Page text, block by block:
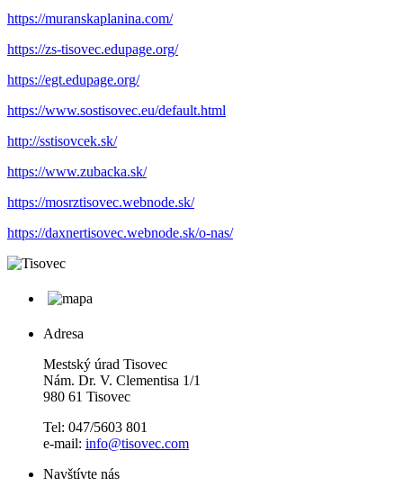
https://muranskaplanina.com/
https://zs-tisovec.edupage.org/
https://egt.edupage.org/
https://www.sostisovec.eu/default.html
http://sstisovcek.sk/
https://www.zubacka.sk/
https://mosrztisovec.webnode.sk/
https://daxnertisovec.webnode.sk/o-nas/
Adresa
Mestský úrad Tisovec
Nám. Dr. V. Clementisa 1/1
980 61 Tisovec
Tel: 047/5603 801
e-mail: info@tisovec.com
Navštívte nás